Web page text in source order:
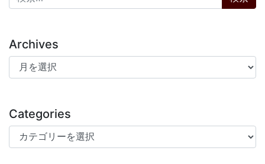
Archives
Archives
Categories
Categories